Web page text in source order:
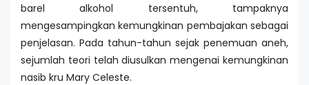
barel alkohol tersentuh, tampaknya
mengesampingkan kemungkinan pembajakan sebagai
penjelasan. Pada tahun-tahun sejak penemuan aneh,
sejumlah teori telah diusulkan mengenai kemungkinan
nasib kru Mary Celeste.